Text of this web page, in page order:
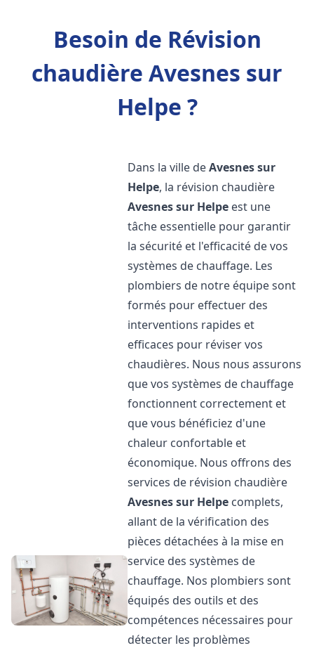
Besoin de Révision
chaudière Avesnes sur
Helpe ?
Dans la ville deAvesnes sur
Helpe, la révision chaudière
Avesnes sur Helpe est une
tâche essentielle pour garantir
la sécurité et l'efficacité de vos
systèmes de chauffage. Les
plombiers de notre équipe sont
formés pour effectuer des
interventions rapides et
efficaces pour réviser vos
chaudières. Nous nous assurons
que vos systèmes de chauffage
fonctionnent correctement et
que vous bénéficiez d'une
chaleur confortable et
économique. Nous offrons des
services de révision chaudière
Avesnes sur Helpe complets,
allant de la vérification des
pièces détachées à la mise en
service des systèmes de
chauffage. Nos plombiers sont
équipés des outils et des
compétences nécessaires pour
détecter les problèmes